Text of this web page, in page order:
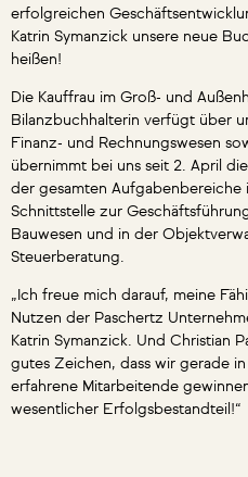
erfolgreichen
Katrin Symanzick unsere neue
heißen!
Die Kauffrau im Groß- und
Bilanzbuchhalterin verfügt über
Finanz- und Rechnungswesen
übernimmt bei uns seit 2. April
der gesamten Aufgabenbereiche
Schnittstelle zur
Bauwesen und in der
Steuerberatung.
„Ich freue mich darauf, meine
Nutzen der Paschertz
Katrin Symanzick. Und Christian
gutes Zeichen, dass wir gerade
erfahrene Mitarbeitende
wesentlicher Erfolgsbestandteil!“